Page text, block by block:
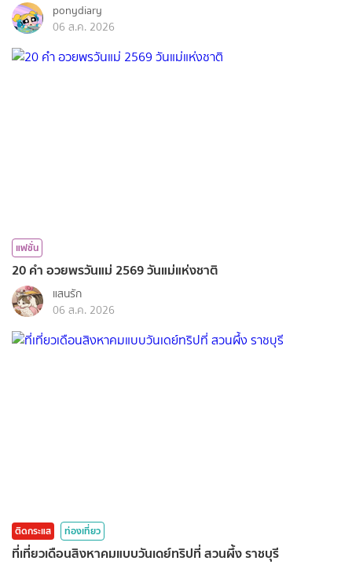
ponydiary
06 ส.ค. 2026
แฟชั่น
20 คำ อวยพรวันแม่ 2569 วันแม่แห่งชาติ
แสนรัก
06 ส.ค. 2026
ติดกระแส ท่องเที่ยว
ที่เที่ยวเดือนสิงหาคมแบบวันเดย์ทริปที่ สวนผึ้ง ราชบุรี